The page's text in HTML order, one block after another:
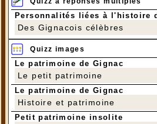
Personnalités liées à l'histoire
Des Gignacois célèbres
Quizz images
Le patrimoine de Gignac
Le petit patrimoine
Le patrimoine de Gignac
Histoire et patrimoine
Petit patrimoine insolite